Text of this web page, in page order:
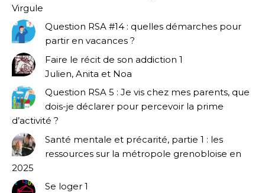
Virgule
Question RSA #14 : quelles démarches pour
partir en vacances ?
Faire le récit de son addiction 1
Julien, Anita et Noa
Question RSA 5 : Je vis chez mes parents, que
dois-je déclarer pour percevoir la prime
d’activité ?
Santé mentale et précarité, partie 1 : les
ressources sur la métropole grenobloise en
2025
Se loger 1